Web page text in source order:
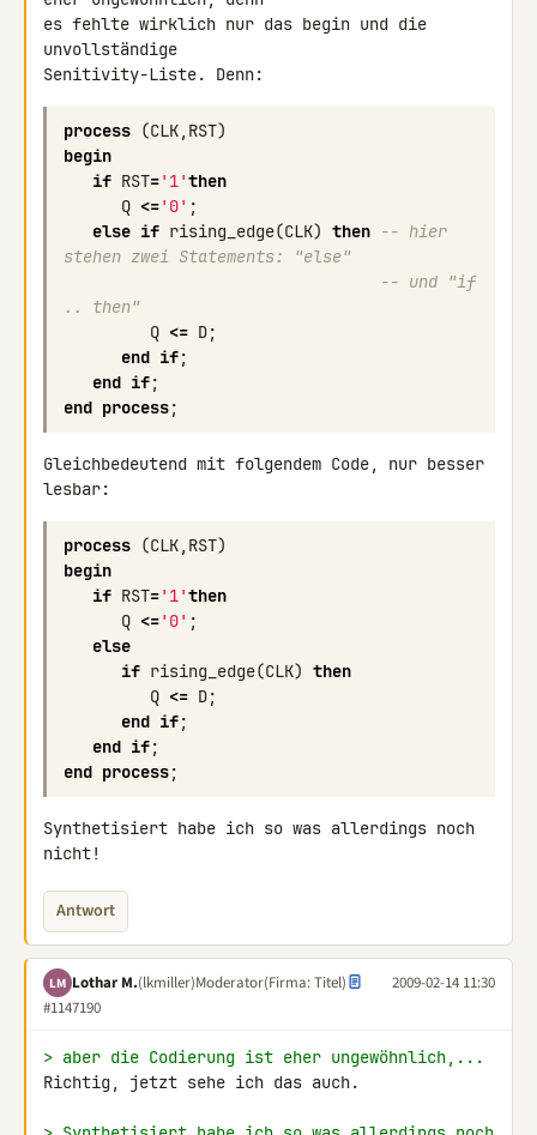
es fehlte wirklich nur das begin und die
unvollständige
Senitivity-Liste. Denn:
process (CLK, RST)
begin
if RST='1'then
Q <='0' ;
else if rising_edge(CLK) then -- hier
stehen zwei Statements: "else"
-- und "if
.. then"
Q <= D;
end if;
end if;
end process;
Gleichbedeutend mit folgendem Code, nur besser
lesbar:
process (CLK, RST)
begin
if RST='1'then
Q <='0' ;
else
if rising_edge(CLK) then
Q <= D;
end if;
end if;
end process;
Synthetisiert habe ich so was allerdings noch
nicht!
Antwort
LM Lothar M.(lkmiller)Moderator(Firma: Titel)
2009-02-14 11:30
#1147190
> aber die Codierung ist eher ungewöhnlich,...
Richtig, jetzt sehe ich das auch.